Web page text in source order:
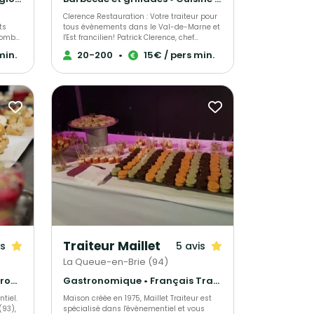
la
Clerence Restauration : Votre traiteur pour
tous évènements dans le Val-de-Marne et
l'Est francilien! Patrick Clerence, chef
passionné, vous reçoit dans le domaine du
Bois d'Auteuil, site d'exception à
repris en main par Clerence Restauration
depuis Juillet 2007.
20-200 • 15€ / pers min.
Barbecue et grillades • Gastronomique • Cuisine régionale
Traiteur Maillet 5 avis
La Queue-en-Brie (94)
Gastronomique • Français Traditionnel • Cuisine régionale
Maison créée en 1975, Maillet Traiteur est
spécialisé dans l'évènementiel et vous